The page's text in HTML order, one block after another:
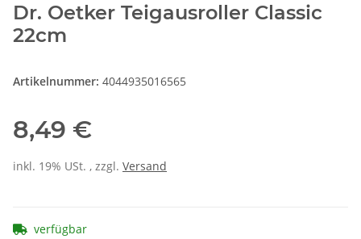
Dr. Oetker Teigausroller Classic
22cm
Artikelnummer: 4044935016565
8,49 €
inkl. 19% USt. , zzgl. Versand
verfügbar